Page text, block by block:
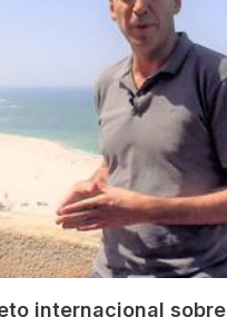
internacional sobre